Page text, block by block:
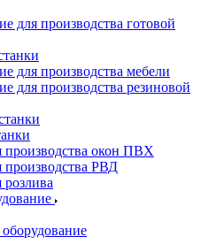
для производства готовой
для производства мебели
для производства резиновой
производства окон ПВХ
производства РВД